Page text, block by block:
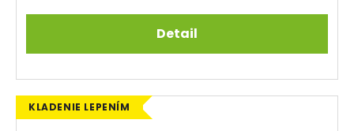
Detail
KLADENIE LEPENÍM